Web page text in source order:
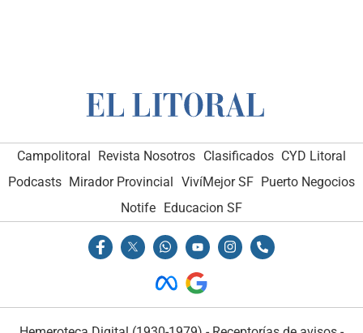
Campolitoral Revista Nosotros Clasificados CYD Litoral
Podcasts Mirador Provincial VivíMejor SF Puerto Negocios
Notife Educacion SF